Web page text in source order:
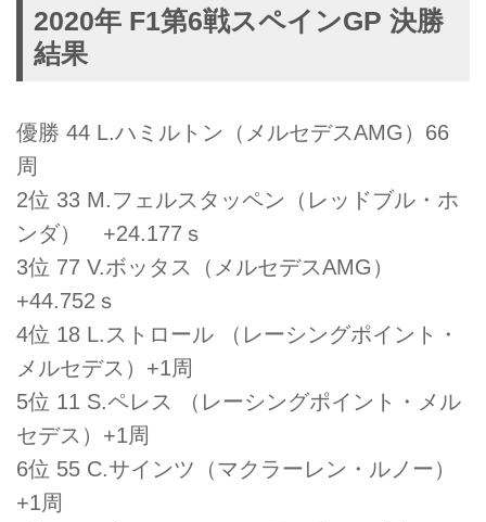
2020年 F1第6戦スペインGP 決勝
結果
優勝 44 L.ハミルトン（メルセデスAMG）66
周
2位 33 M.フェルスタッペン（レッドブル・ホ
ンダ） +24.177ｓ
3位 77 V.ボッタス（メルセデスAMG）
+44.752ｓ
4位 18 L.ストロール （レーシングポイント・
メルセデス）+1周
5位 11 S.ペレス （レーシングポイント・メル
セデス）+1周
6位 55 C.サインツ（マクラーレン・ルノー）
+1周